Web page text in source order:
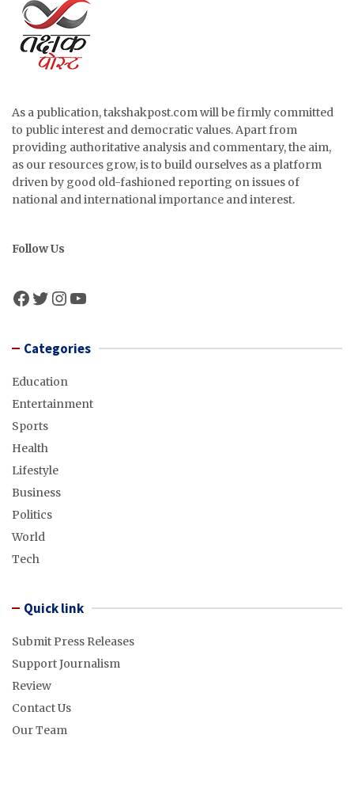
As a publication, takshakpost.com will be firmly committed
to public interest and democratic values. Apart from
providing authoritative analysis and commentary, the aim,
as our resources grow, is to build ourselves as a platform
driven by good old-fashioned reporting on issues of
national and international importance and interest.
Follow Us
Facebook
Twitter
Instagram
YouTube
Categories
Education
Entertainment
Sports
Health
Lifestyle
Business
Politics
World
Tech
Quick link
Submit Press Releases
Support Journalism
Review
Contact Us
Our Team